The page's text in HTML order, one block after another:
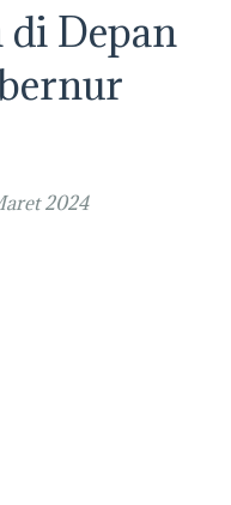
Depan
2024